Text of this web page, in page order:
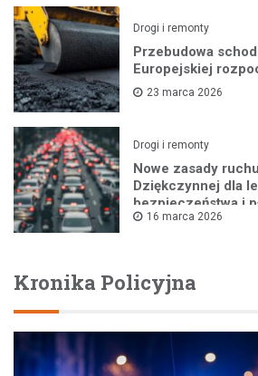
Drogi i remonty
Przebudowa
Europejskiej
23 marca 2026
Drogi i remonty
Nowe zasady
Dziękczynnej dla
bezpieczeństwa i
16 marca 2026
Kronika Policyjna